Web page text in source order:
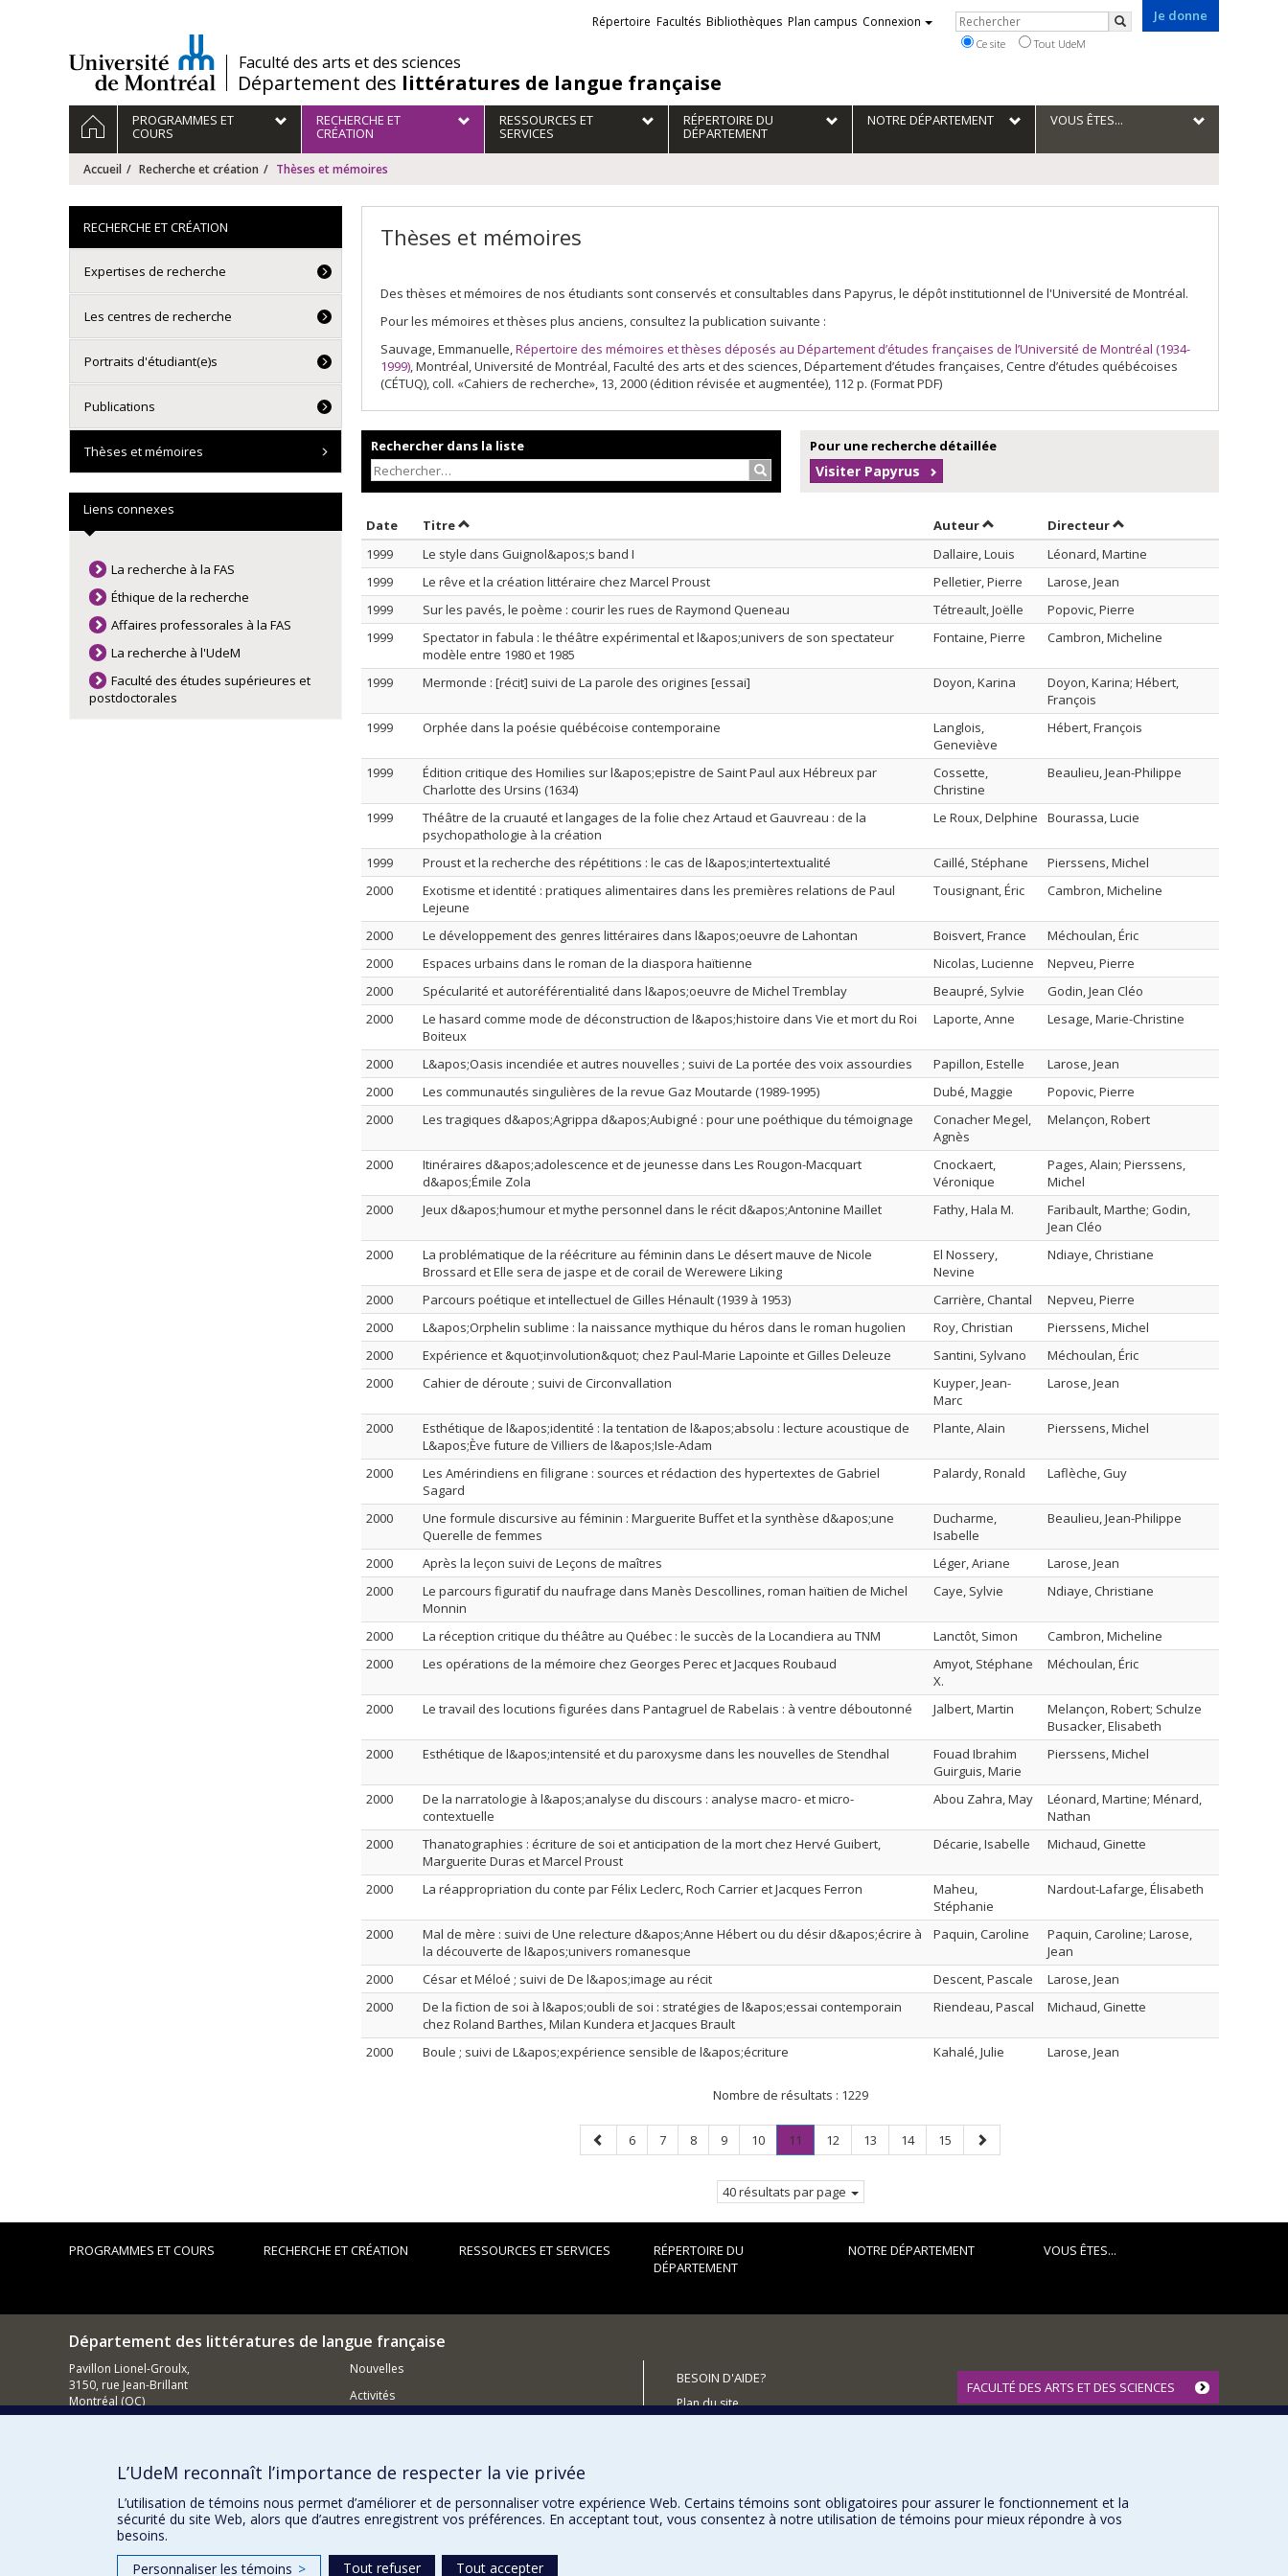
/Faculté des arts et des sciences
Département des littératures de langue française
Je donne
Liens
externes
Répertoire Facultés Bibliothèques Plan campus Connexion Rechercher
Rechercher
Ce site Tout UdeM
Navigation
principale
ACCUEILPROGRAMMES ET
COURS
RECHERCHE ET
CRÉATION
RESSOURCES ET
SERVICES
RÉPERTOIRE DU
DÉPARTEMENT
NOTRE DÉPARTEMENT VOUS ÊTES...
Accueil Recherche et création Thèses et mémoires
Thèses et mémoires
Des thèses et mémoires de nos étudiants sont conservés et consultables dans Papyrus, le dépôt institutionnel de l'Université de Montréal.
Pour les mémoires et thèses plus anciens, consultez la publication suivante :
Sauvage, Emmanuelle,Répertoire des mémoires et thèses déposés au Département d’études françaises de l’Université de Montréal (1934-
1999), Montréal, Université de Montréal, Faculté des arts et des sciences, Département d’études françaises, Centre d’études québécoises
(CÉTUQ), coll. «Cahiers de recherche», 13, 2000 (édition révisée et augmentée), 112 p. (Format PDF)
Rechercher dans la liste
Rechercher…
Pour une recherche détaillée
Visiter Papyrus
Date Trier par date en ordre décroissant
TitreTrier par titre en ordre décroissant AuteurTrier par auteur en ordre décroissant
Directeurpar contributeur en ordre
1999
Le style dans Guignol&apos;s band I Dallaire, Louis
Léonard, Martine
1999
Le rêve et la création littéraire chez Marcel Proust Pelletier, Pierre
Larose, Jean
1999
Sur les pavés, le poème : courir les rues de Raymond Queneau Tétreault, Joëlle
Popovic, Pierre
1999
Spectator in fabula : le théâtre expérimental et l&apos;univers de son spectateur
modèle entre 1980 et 1985
Fontaine, Pierre Cambron, Micheline
1999 Mermonde : [récit] suivi de La parole des origines [essai] Doyon, Karina
Doyon, Karina; Hébert,
François
1999
Orphée dans la poésie québécoise contemporaine
Langlois,
Geneviève
Hébert, François
1999
Édition critique des Homilies sur l&apos;epistre de Saint Paul aux Hébreux par
Charlotte des Ursins (1634)
Cossette,
Christine
Beaulieu, Jean-Philippe
1999
Théâtre de la cruauté et langages de la folie chez Artaud et Gauvreau : de la
psychopathologie à la création
Le Roux, Delphine Bourassa, Lucie
1999 Proust et la recherche des répétitions : le cas de l&apos;intertextualité Caillé, Stéphane
Pierssens, Michel
2000
Exotisme et identité : pratiques alimentaires dans les premières relations de Paul
Lejeune
Tousignant, Éric Cambron, Micheline
2000 Le développement des genres littéraires dans l&apos;oeuvre de Lahontan Boisvert, France
Méchoulan, Éric
2000
Espaces urbains dans le roman de la diaspora haïtienne Nicolas, Lucienne
Nepveu, Pierre
2000
Spécularité et autoréférentialité dans l&apos;oeuvre de Michel Tremblay Beaupré, Sylvie
Godin, Jean Cléo
2000
Le hasard comme mode de déconstruction de l&apos;histoire dans Vie et mort du Roi
Boiteux
Laporte, Anne Lesage, Marie-Christine
2000 L&apos;Oasis incendiée et autres nouvelles ; suivi de La portée des voix assourdies Papillon, Estelle
Larose, Jean
2000
Les communautés singulières de la revue Gaz Moutarde (1989-1995) Dubé, Maggie
Popovic, Pierre
2000
Les tragiques d&apos;Agrippa d&apos;Aubigné : pour une poéthique du témoignage
Conacher Megel,
Agnès
Melançon, Robert
2000
Itinéraires d&apos;adolescence et de jeunesse dans Les Rougon-Macquart
d&apos;Émile Zola
Cnockaert,
Véronique
Pages, Alain; Pierssens,
Michel
2000
Jeux d&apos;humour et mythe personnel dans le récit d&apos;Antonine Maillet Fathy, Hala M.
Faribault, Marthe; Godin,
Jean Cléo
2000
La problématique de la réécriture au féminin dans Le désert mauve de Nicole
Brossard et Elle sera de jaspe et de corail de Werewere Liking
El Nossery,
Nevine
Ndiaye, Christiane
2000 Parcours poétique et intellectuel de Gilles Hénault (1939 à 1953) Carrière, Chantal
Nepveu, Pierre
2000
L&apos;Orphelin sublime : la naissance mythique du héros dans le roman hugolien Roy, Christian
Pierssens, Michel
2000
Expérience et &quot;involution&quot; chez Paul-Marie Lapointe et Gilles Deleuze Santini, Sylvano
Méchoulan, Éric
2000
Cahier de déroute ; suivi de Circonvallation
Kuyper, Jean-
Marc
Larose, Jean
2000
Esthétique de l&apos;identité : la tentation de l&apos;absolu : lecture acoustique de
L&apos;Ève future de Villiers de l&apos;Isle-Adam
Plante, Alain Pierssens, Michel
2000
Les Amérindiens en filigrane : sources et rédaction des hypertextes de Gabriel
Sagard
Palardy, Ronald Laflèche, Guy
2000
Une formule discursive au féminin : Marguerite Buffet et la synthèse d&apos;une
Querelle de femmes
Ducharme,
Isabelle
Beaulieu, Jean-Philippe
2000 Après la leçon suivi de Leçons de maîtres Léger, Ariane
Larose, Jean
2000
Le parcours figuratif du naufrage dans Manès Descollines, roman haïtien de Michel
Monnin
Caye, Sylvie Ndiaye, Christiane
2000 La réception critique du théâtre au Québec : le succès de la Locandiera au TNM Lanctôt, Simon
Cambron, Micheline
2000
Les opérations de la mémoire chez Georges Perec et Jacques Roubaud
Amyot, Stéphane
X.
Méchoulan, Éric
2000 Le travail des locutions figurées dans Pantagruel de Rabelais : à ventre déboutonné Jalbert, Martin
Melançon, Robert; Schulze
Busacker, Elisabeth
2000
Esthétique de l&apos;intensité et du paroxysme dans les nouvelles de Stendhal
Fouad Ibrahim
Guirguis, Marie
Pierssens, Michel
2000
De la narratologie à l&apos;analyse du discours : analyse macro- et micro-
contextuelle
Abou Zahra, May
Léonard, Martine; Ménard,
Nathan
2000
Thanatographies : écriture de soi et anticipation de la mort chez Hervé Guibert,
Marguerite Duras et Marcel Proust
Décarie, Isabelle Michaud, Ginette
2000 La réappropriation du conte par Félix Leclerc, Roch Carrier et Jacques Ferron
Maheu,
Stéphanie
Nardout-Lafarge, Élisabeth
2000
Mal de mère : suivi de Une relecture d&apos;Anne Hébert ou du désir d&apos;écrire à
la découverte de l&apos;univers romanesque
Paquin, Caroline
Paquin, Caroline; Larose,
Jean
2000
César et Méloé ; suivi de De l&apos;image au récit Descent, Pascale
Larose, Jean
2000
De la fiction de soi à l&apos;oubli de soi : stratégies de l&apos;essai contemporain
chez Roland Barthes, Milan Kundera et Jacques Brault
Riendeau, Pascal Michaud, Ginette
2000 Boule ; suivi de L&apos;expérience sensible de l&apos;écriture Kahalé, Julie Larose, Jean
Nombre de résultats : 1229
Page
précédente
Page
6 Page
7 Page
8 Page
9 Page
10 Page
11
Page
Page
12 Page
13 Page
14 Page
15
Page
suivante
40 résultats par page
RECHERCHE ET CRÉATION
Expertises de recherche
Les centres de recherche
Portraits d'étudiant(e)s
Publications
Thèses et mémoires
Liens connexes
La recherche à la FAS
Éthique de la recherche
Affaires professorales à la FAS
La recherche à l'UdeM
Faculté des études supérieures et
postdoctorales
PROGRAMMES ET COURS RECHERCHE ET CRÉATION RESSOURCES ET SERVICES
RÉPERTOIRE DU
DÉPARTEMENT
NOTRE DÉPARTEMENT VOUS ÊTES...
Département des littératures de langue française
Pavillon Lionel-Groulx,
3150, rue Jean-Brillant
Montréal (QC)
H3T 1N8
Nouvelles
Activités
BESOIN D'AIDE?
Plan du site
FACULTÉ DES ARTS ET DES SCIENCES
L’UdeM reconnaît l’importance de respecter la vie privée
L’utilisation de témoins nous permet d’améliorer et de personnaliser votre expérience Web. Certains témoins sont obligatoires pour assurer le fonctionnement et la
sécurité du site Web, alors que d’autres enregistrent vos préférences. En acceptant tout, vous consentez à notre utilisation de témoins pour mieux répondre à vos
besoins.
Personnaliser les témoins > Tout refuser Tout accepter